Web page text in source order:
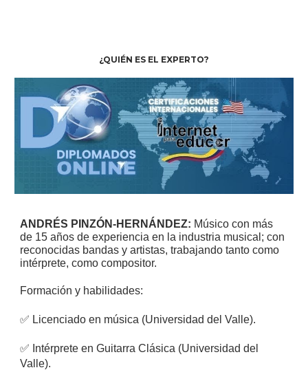
¿QUIÉN ES EL EXPERTO?
ANDRÉS PINZÓN-HERNÁNDEZ: Músico con más
de 15 años de experiencia en la industria musical; con
reconocidas bandas y artistas, trabajando tanto como
intérprete, como compositor.
Formación y habilidades:
✅ Licenciado en música (Universidad del Valle).
✅ Intérprete en Guitarra Clásica (Universidad del
Valle).